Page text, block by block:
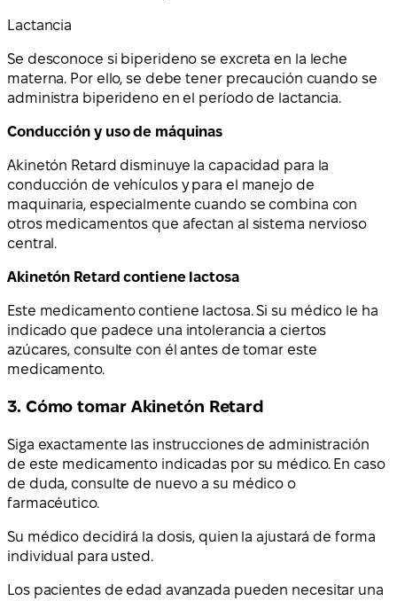
Lactancia
Se desconoce si biperideno se excreta en la leche
materna. Por ello, se debe tener precaución cuando se
administra biperideno en el período de lactancia.
Conducción y uso de máquinas
Akinetón Retard disminuye la capacidad para la
conducción de vehículos y para el manejo de
maquinaria, especialmente cuando se combina con
otros medicamentos que afectan al sistema nervioso
central.
Akinetón Retard contiene lactosa
Este medicamento contiene lactosa. Si su médico le ha
indicado que padece una intolerancia a ciertos
azúcares, consulte con él antes de tomar este
medicamento.
3. Cómo tomar Akinetón Retard
Siga exactamente las instrucciones de administración
de este medicamento indicadas por su médico. En caso
de duda, consulte de nuevo a su médico o
farmacéutico.
Su médico decidirá la dosis, quien la ajustará de forma
individual para usted.
Los pacientes de edad avanzada pueden necesitar una